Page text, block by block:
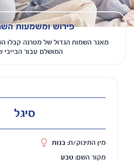
פירוש ומשמעות
מאגר השמות הגדול של מטרנה קבלו
המושלם עבור הבייבי
סיגל
מין התינוק/ת: בנות
מקור השם: טבע